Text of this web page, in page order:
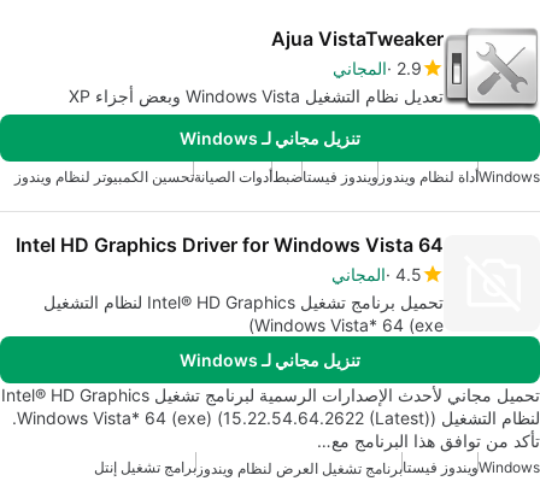
Ajua VistaTweaker
2.9 المجاني
تعديل نظام التشغيل Windows Vista وبعض أجزاء XP
تنزيل مجاني لـ Windows
Windowsأداة لنظام ويندوز ويندوز فيستاضبط أدوات الصيانةتحسين الكمبيوتر لنظام ويندوز
Intel HD Graphics Driver for Windows Vista 64
4.5 المجاني
تحميل برنامج تشغيل Intel® HD Graphics لنظام التشغيل
Windows Vista* 64 (exe)
تنزيل مجاني لـ Windows
تحميل مجاني لأحدث الإصدارات الرسمية لبرنامج تشغيل Intel® HD Graphics
لنظام التشغيل Windows Vista* 64 (exe) (15.22.54.64.2622 (Latest)).
تأكد من توافق هذا البرنامج مع…
Windowsويندوز فيستابرنامج تشغيل العرض لنظام ويندوز برامج تشغيل إنتل